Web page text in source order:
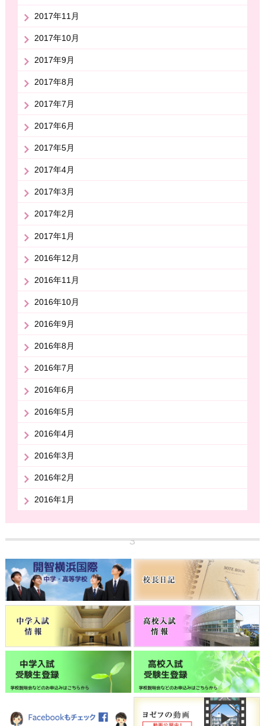
2017年11月
2017年10月
2017年9月
2017年8月
2017年7月
2017年6月
2017年5月
2017年4月
2017年3月
2017年2月
2017年1月
2016年12月
2016年11月
2016年10月
2016年9月
2016年8月
2016年7月
2016年6月
2016年5月
2016年4月
2016年3月
2016年2月
2016年1月